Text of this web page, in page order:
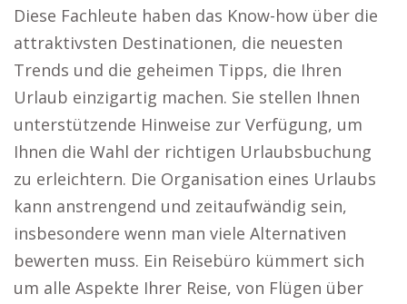
Diese Fachleute haben das Know-how über die
attraktivsten Destinationen, die neuesten
Trends und die geheimen Tipps, die Ihren
Urlaub einzigartig machen. Sie stellen Ihnen
unterstützende Hinweise zur Verfügung, um
Ihnen die Wahl der richtigen Urlaubsbuchung
zu erleichtern. Die Organisation eines Urlaubs
kann anstrengend und zeitaufwändig sein,
insbesondere wenn man viele Alternativen
bewerten muss. Ein Reisebüro kümmert sich
um alle Aspekte Ihrer Reise, von Flügen über